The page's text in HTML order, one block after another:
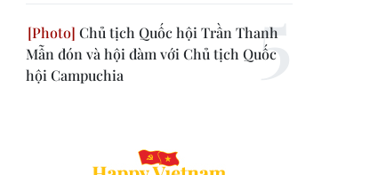
Chủ tịch Quốc hội Trần Thanh
Mẫn đón và hội đàm với Chủ tịch Quốc
hội Campuchia